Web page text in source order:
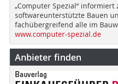
„Computer Spezial“
softwareunterstützte Bauen
fachübergreifend alle im
www.computer-spezial.de
Anbieter finden